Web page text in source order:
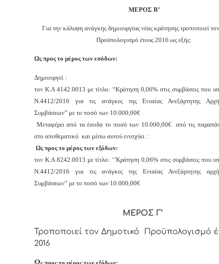
ΜΕΡΟΣ Β’
Για την κάλυψη ανάγκης δημιουργίας νέας κράτησης τροποποιεί
Προϋπολογισμό έτους 2016 ως εξής:
Ως προς το μέρος των εσόδων:
Δημιουργεί :
τον Κ.Α 4142.0013 με τίτλο: “Κράτηση 0,06% στις συμβάσεις που
Ν.4412/2016 για τις ανάγκες της Ενιαίας Ανεξάρτητης
Συμβάσεων” με το ποσό των 10.000,00€
Μεταφέρει από τα έσοδα το ποσό των 10.000,00€ από τις
στο αποθεματικό και μέσω αυτού ενισχύει :
Ως προς το μέρος των εξόδων:
τον Κ.Α 8242.0013 με τίτλο: ‘’Κράτηση 0,06% στις συμβάσεις που
Ν.4412/2016 για τις ανάγκες της Ενιαίας Ανεξάρτητης
Συμβάσεων” με το ποσό των 10.000,00€
ΜΕΡΟΣ Γ’
Τροποποιεί τον Δημοτικό Προϋπολογισμό
2016
Ω